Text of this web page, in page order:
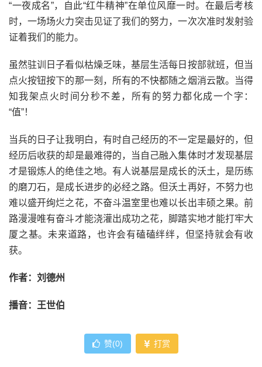
“一夜成名”，自此“红牛精神”在单位风靡一时。在最后考核
时，一场场火力突击见证了我们的努力，一次次准时发射验
证着我们的能力。
虽然驻训日子看似枯燥乏味，基层生活每日按部就班，但当
点火按钮按下的那一刻，所有的不快都随之烟消云散。当得
知我架点火时间分秒不差，所有的努力都化成一个字：
“值”！
当兵的日子让我明白，有时自己经历的不一定是最好的，但
经历后收获的却是最难得的，当自己融入集体时才发现基层
才是锻炼人的绝佳之地。有人说基层是成长的沃土，是历练
的磨刀石，是成长进步的必经之路。但沃土再好，不努力也
难以盛开绚烂之花，不奋斗温室里也难以长出丰硕之果。前
路漫漫唯有奋斗才能浇灌出成功之花，脚踏实地才能打牢大
厦之基。未来道路，也许会有磕磕绊绊，但坚持就会有收
获。
作者： 刘德州
播音：王世伯
赞(0) 打赏